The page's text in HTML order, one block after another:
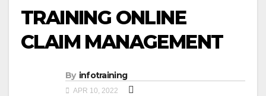
TRAINING ONLINE
CLAIM MANAGEMENT
By infotraining
APR 10, 2022